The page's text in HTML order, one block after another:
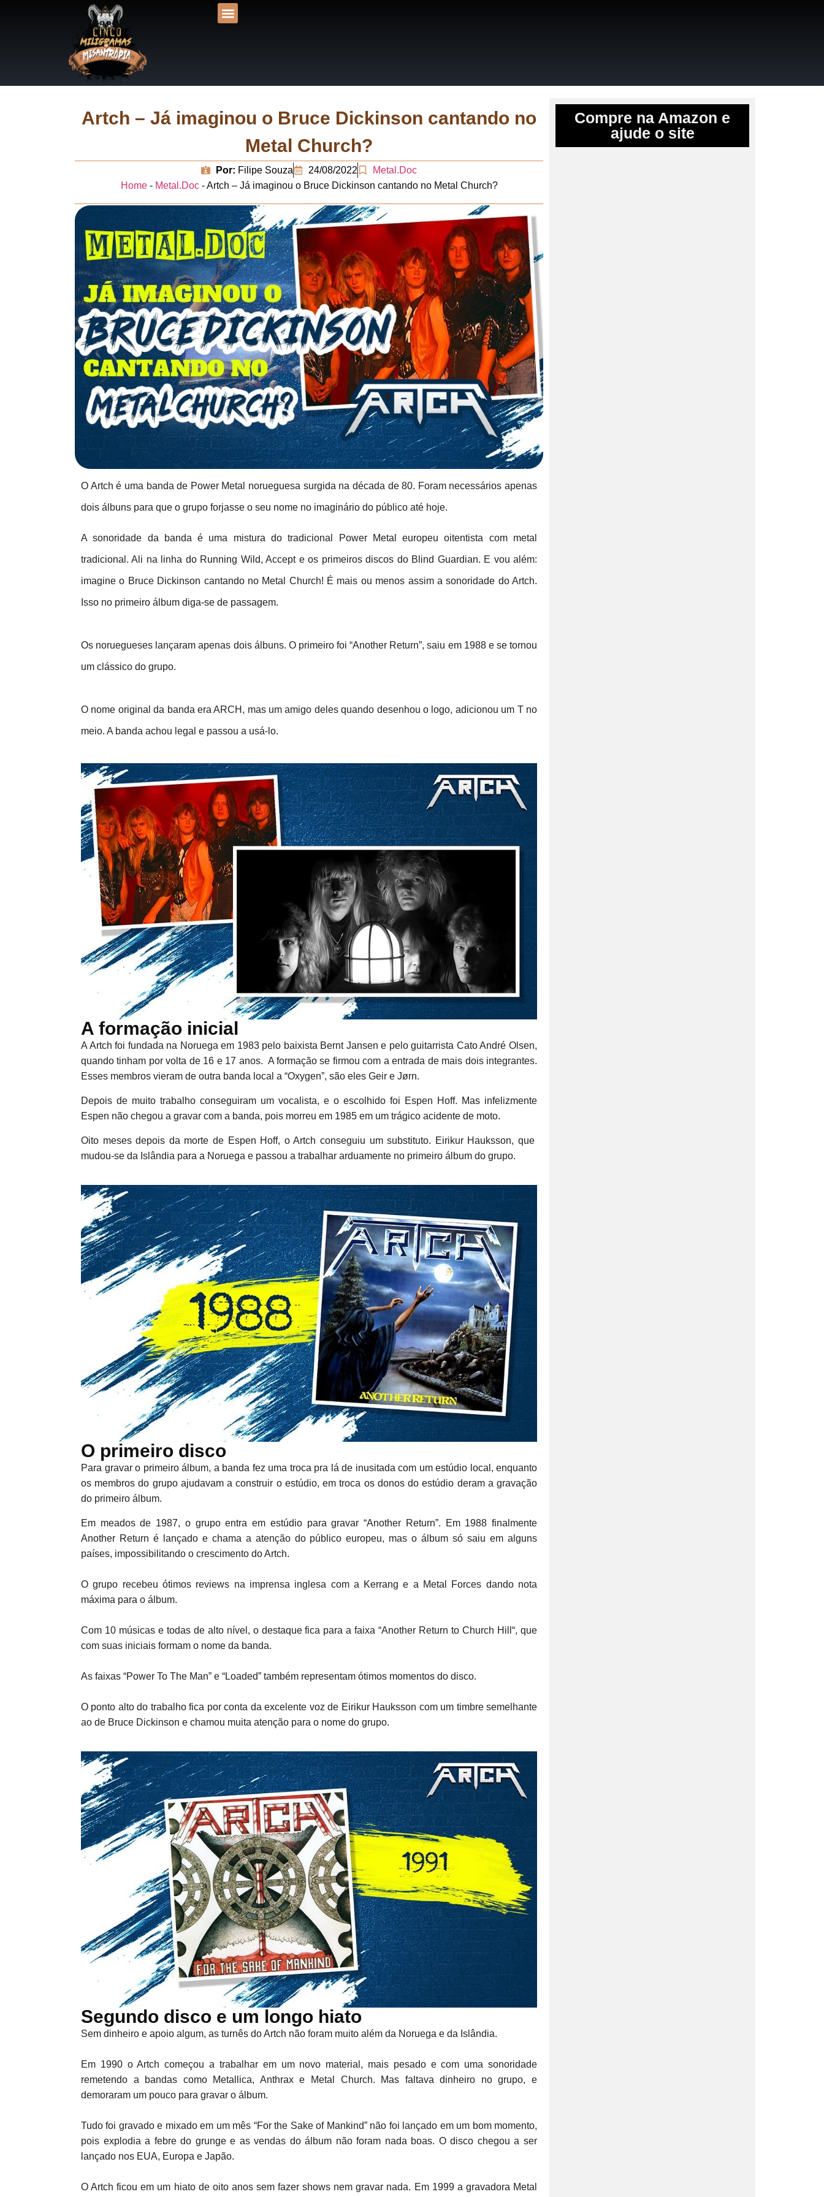
Artch – Já imaginou o Bruce Dickinson cantando no
Metal Church?
Por: Filipe Souza 24/08/2022
Metal.Doc
Home- Metal.Doc-Artch – Já imaginou o Bruce Dickinson cantando no Metal Church?
O Artch é uma banda de Power Metal norueguesa surgida na década de 80. Foram necessários apenas
dois álbuns para que o grupo forjasse o seu nome no imaginário do público até hoje.
A sonoridade da banda é uma mistura do tradicional Power Metal europeu oitentista com metal
tradicional. Ali na linha do Running Wild, Accept e os primeiros discos do Blind Guardian. E vou além:
imagine o Bruce Dickinson cantando no Metal Church! É mais ou menos assim a sonoridade do Artch.
Isso no primeiro álbum diga-se de passagem.
Os noruegueses lançaram apenas dois álbuns. O primeiro foi “Another Return”, saiu em 1988 e se tornou
um clássico do grupo.
O nome original da banda era ARCH, mas um amigo deles quando desenhou o logo, adicionou um T no
meio. A banda achou legal e passou a usá-lo.
A formação inicial
A Artch foi fundada na Noruega em 1983 pelo baixista Bernt Jansen e pelo guitarrista Cato André Olsen,
quando tinham por volta de 16 e 17 anos. A formação se firmou com a entrada de mais dois integrantes.
Esses membros vieram de outra banda local a “Oxygen”, são eles Geir e Jørn.
Depois de muito trabalho conseguiram um vocalista, e o escolhido foi Espen Hoff. Mas infelizmente
Espen não chegou a gravar com a banda, pois morreu em 1985 em um trágico acidente de moto.
Oito meses depois da morte de Espen Hoff, o Artch conseguiu um substituto. Eirikur Hauksson, que
mudou-se da Islândia para a Noruega e passou a trabalhar arduamente no primeiro álbum do grupo.
O primeiro disco
Para gravar o primeiro álbum, a banda fez uma troca pra lá de inusitada com um estúdio local, enquanto
os membros do grupo ajudavam a construir o estúdio, em troca os donos do estúdio deram a gravação
do primeiro álbum.
Em meados de 1987, o grupo entra em estúdio para gravar “Another Return”. Em 1988 finalmente
Another Return é lançado e chama a atenção do público europeu, mas o álbum só saiu em alguns
países, impossibilitando o crescimento do Artch.
O grupo recebeu ótimos reviews na imprensa inglesa com a Kerrang e a Metal Forces dando nota
máxima para o álbum.
Com 10 músicas e todas de alto nível, o destaque fica para a faixa “Another Return to Church Hill“, que
com suas iniciais formam o nome da banda.
As faixas “Power To The Man” e “Loaded” também representam ótimos momentos do disco.
O ponto alto do trabalho fica por conta da excelente voz de Eirikur Hauksson com um timbre semelhante
ao de Bruce Dickinson e chamou muita atenção para o nome do grupo.
Segundo disco e um longo hiato
Sem dinheiro e apoio algum, as turnês do Artch não foram muito além da Noruega e da Islândia.
Em 1990 o Artch começou a trabalhar em um novo material, mais pesado e com uma sonoridade
remetendo a bandas como Metallica, Anthrax e Metal Church. Mas faltava dinheiro no grupo, e
demoraram um pouco para gravar o álbum.
Tudo foi gravado e mixado em um mês “For the Sake of Mankind” não foi lançado em um bom momento,
pois explodia a febre do grunge e as vendas do álbum não foram nada boas. O disco chegou a ser
lançado nos EUA, Europa e Japão.
O Artch ficou em um hiato de oito anos sem fazer shows nem gravar nada. Em 1999 a gravadora Metal
Compre na Amazon e
ajude o site